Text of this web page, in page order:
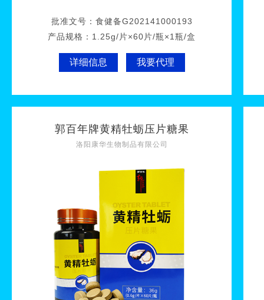
批准文号： 食健备G202141000193
产品规格： 1.25g/片×60片/瓶×1瓶/盒
详细信息 我要代理
郭百年牌黄精牡蛎压片糖果
洛阳康华生物制品有限公司